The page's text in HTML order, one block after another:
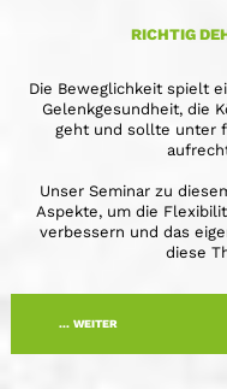
RICHTIG
Die Beweglichkeit spielt
Gelenkgesundheit, die
geht und sollte unter
Unser Seminar zu
Aspekte, um die
verbessern und das
diese
... WEITER